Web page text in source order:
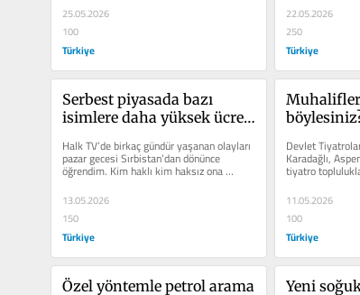
25.05.2026
100
Türkiye
22.05.2026
250
Türkiye
Serbest piyasada bazı
isimlere daha yüksek ücret
Halk TV’de birkaç gündür yaşanan olayları
pazar gecesi Sırbistan’dan dönünce
öğrendim. Kim haklı kim haksız ona
girmeyeceğim. Medyada...
13.05.2026
150
Türkiye
Devlet
Karadağlı,
tiyatro
11.05.2026
100
Türkiye
Özel yöntemle petrol arama Yeni